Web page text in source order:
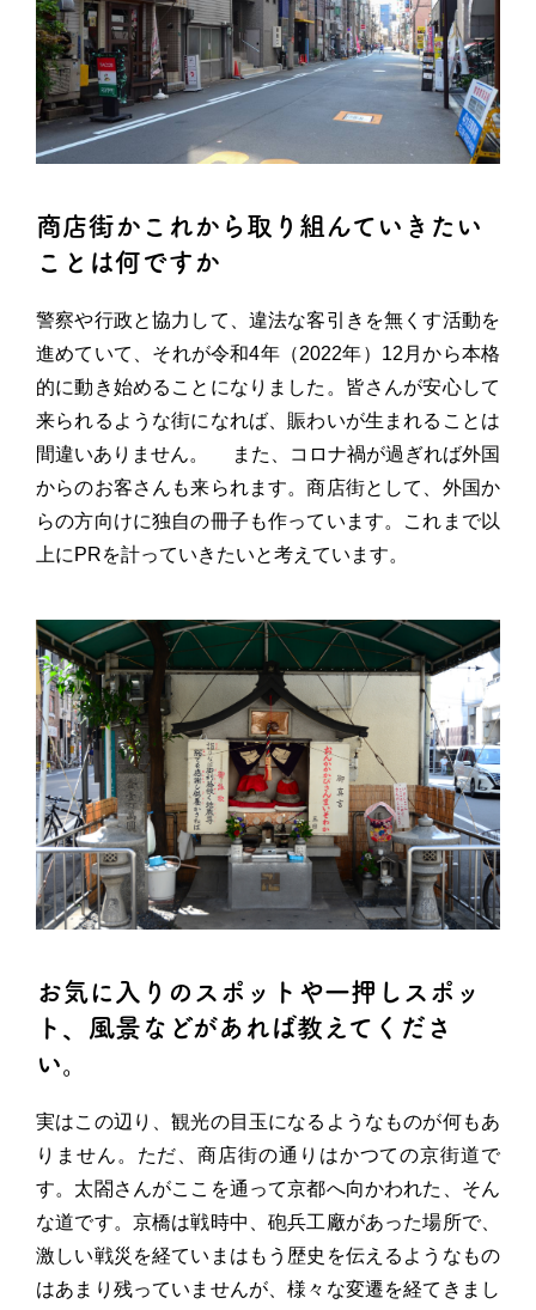
商店街かこれから取り組んていきたい
ことは何ですか
警察や行政と協力して、違法な客引きを無くす活動を
進めていて、それが令和4年（2022年）12月から本格
的に動き始めることになりました。皆さんが安心して
来られるような街になれば、賑わいが生まれることは
間違いありません。 また、コロナ禍が過ぎれば外国
からのお客さんも来られます。商店街として、外国か
らの方向けに独自の冊子も作っています。これまで以
上にPRを計っていきたいと考えています。
お気に入りのスポットや一押しスポッ
ト、風景などがあれば教えてくださ
い。
実はこの辺り、観光の目玉になるようなものが何もあ
りません。ただ、商店街の通りはかつての京街道で
す。太閤さんがここを通って京都へ向かわれた、そん
な道です。京橋は戦時中、砲兵工廠があった場所で、
激しい戦災を経ていまはもう歴史を伝えるようなもの
はあまり残っていませんが、様々な変遷を経てきまし